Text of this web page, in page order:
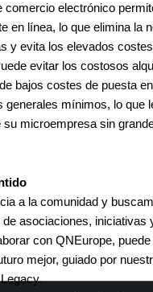
comercio electrónico
en línea, lo que elimina la
y evita los elevados
evitar los costosos
bajos costes de puesta
generales mínimos, lo que
microempresa sin
a la comunidad y
asociaciones, iniciativas
con QNEurope,
mejor, guiado por